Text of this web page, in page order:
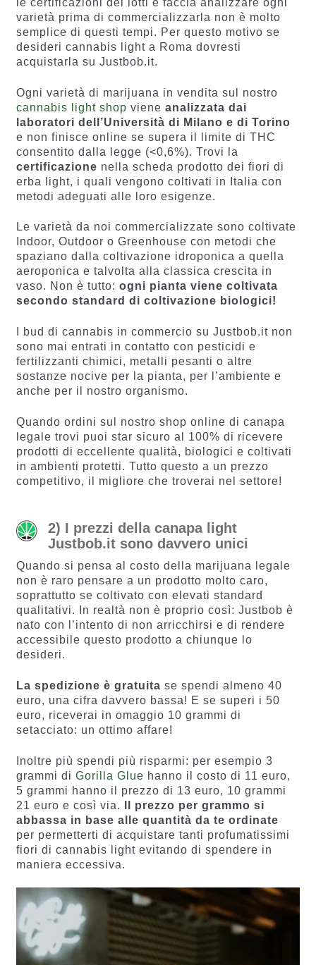
le certificazioni dei lotti e faccia analizzare ogni
varietà prima di commercializzarla non è molto
semplice di questi tempi. Per questo motivo se
desideri cannabis light a Roma dovresti
acquistarla su Justbob.it.
Ogni varietà di marijuana in vendita sul nostro
cannabis light shop viene analizzata dai
laboratori dell’Università di Milano e di Torino
e non finisce online se supera il limite di THC
consentito dalla legge (<0,6%). Trovi la
certificazione nella scheda prodotto dei fiori di
erba light, i quali vengono coltivati in Italia con
metodi adeguati alle loro esigenze.
Le varietà da noi commercializzate sono coltivate
Indoor, Outdoor o Greenhouse con metodi che
spaziano dalla coltivazione idroponica a quella
aeroponica e talvolta alla classica crescita in
vaso. Non è tutto: ogni pianta viene coltivata
secondo standard di coltivazione biologici!
I bud di cannabis in commercio su Justbob.it non
sono mai entrati in contatto con pesticidi e
fertilizzanti chimici, metalli pesanti o altre
sostanze nocive per la pianta, per l’ambiente e
anche per il nostro organismo.
Quando ordini sul nostro shop online di canapa
legale trovi puoi star sicuro al 100% di ricevere
prodotti di eccellente qualità, biologici e coltivati
in ambienti protetti. Tutto questo a un prezzo
competitivo, il migliore che troverai nel settore!
2) I prezzi della canapa light
Justbob.it sono davvero unici
Quando si pensa al costo della marijuana legale
non è raro pensare a un prodotto molto caro,
soprattutto se coltivato con elevati standard
qualitativi. In realtà non è proprio così: Justbob è
nato con l’intento di non arricchirsi e di rendere
accessibile questo prodotto a chiunque lo
desideri.
La spedizione è gratuita se spendi almeno 40
euro, una cifra davvero bassa! E se superi i 50
euro, riceverai in omaggio 10 grammi di
setacciato: un ottimo affare!
Inoltre più spendi più risparmi: per esempio 3
grammi di Gorilla Glue hanno il costo di 11 euro,
5 grammi hanno il prezzo di 13 euro, 10 grammi
21 euro e così via.
Il prezzo per grammo si
abbassa in base alle quantità da te ordinate
per permetterti di acquistare tanti profumatissimi
fiori di cannabis light evitando di spendere in
maniera eccessiva.